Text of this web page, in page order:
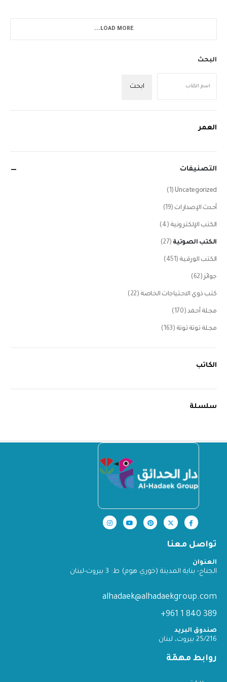
LOAD MORE...
البحث
ابحث
العمر
التصنيفات
Uncategorized
(1)
أحدث الإصدارات (19)
الكتب الإلكترونية (4)
الكتب الصوتية (27)
الكتب الورقية (451)
جوائز (62)
كتب ذوي الاحتياجات الخاصة (22)
مجلة أحمد (170)
مجلة توتة توتة (163)
الكاتب
سلسلة
تواصل معنا
العنوان
الجناح- بناية المدينة (خوري هوم) ط: 3 بيروت-لبنان
alhadaek@alhadaekgroup.com
389 840 1 961+
صندوق البريد
25/216 بيروت، لبنان
روابط مهمّة